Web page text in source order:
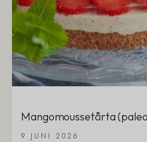
Mangomoussetårta
9 JUNI 2026